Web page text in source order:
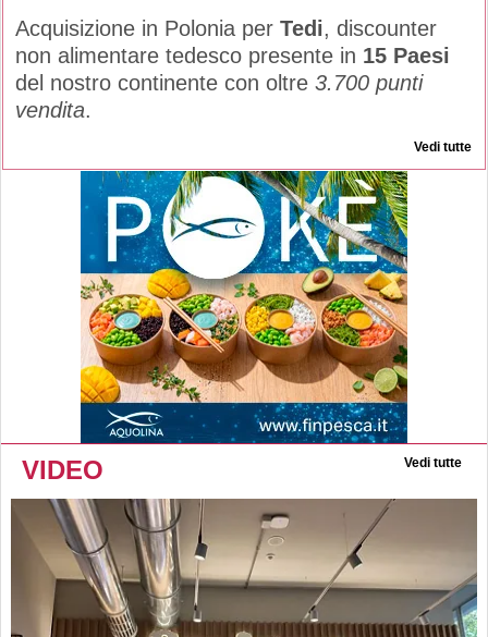
Acquisizione in Polonia per Tedi, discounter
non alimentare tedesco presente in 15 Paesi
del nostro continente con oltre 3.700 punti
vendita.
Vedi tutte
VIDEO Vedi tutte